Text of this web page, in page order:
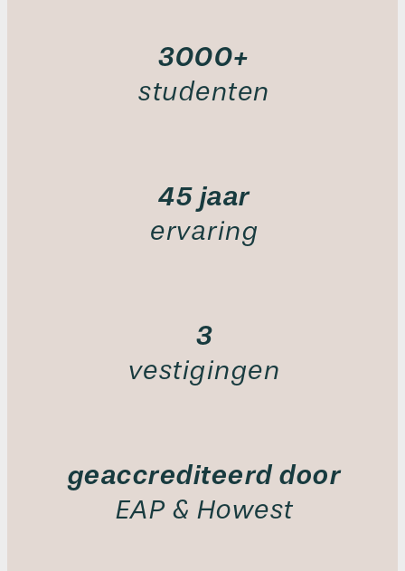
3000+
studenten
45jaar
ervaring
3
vestigingen
geaccrediteerd door
EAP & Howest